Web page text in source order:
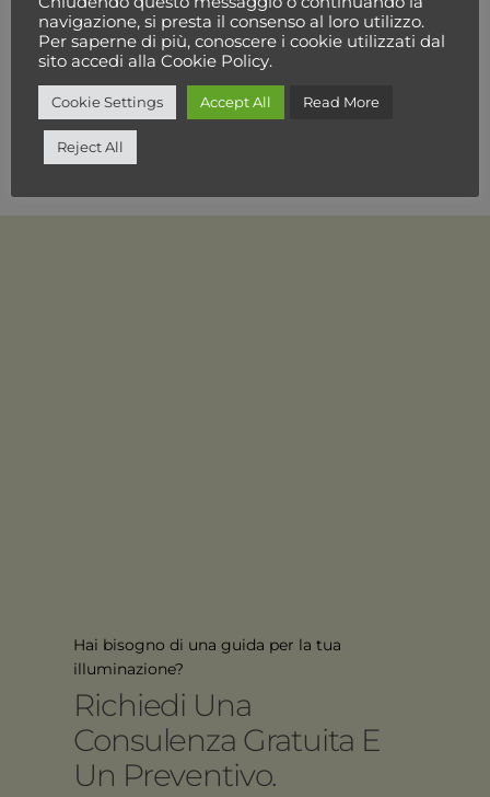
Hai bisogno di una guida per la tua
illuminazione?
Richiedi Una
Consulenza Gratuita E
Un Preventivo.
navigazione, si presta il consenso al loro utilizzo.
Per saperne di più, conoscere i cookie utilizzati dal
sito accedi alla Cookie Policy.
Cookie Settings Accept All Read More
Reject All